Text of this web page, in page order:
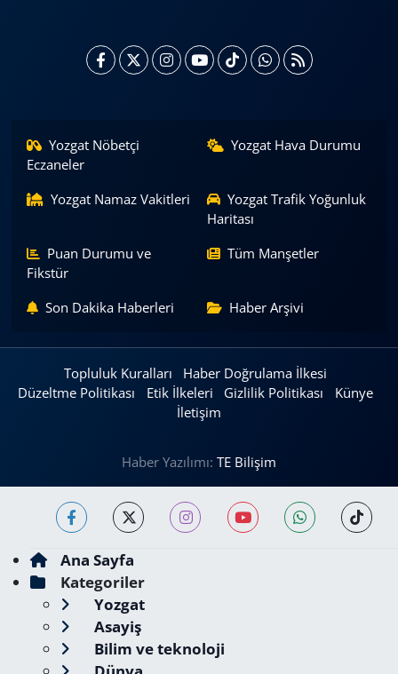
Yozgat Nöbetçi
Eczaneler
Yozgat Hava Durumu
Yozgat Namaz Vakitleri
Yozgat Trafik Yoğunluk
Haritası
Puan Durumu ve
Fikstür
Tüm Manşetler
Son Dakika Haberleri Haber Arşivi
Topluluk Kuralları
Haber Doğrulama İlkesi
Düzeltme Politikası
Etik İlkeleri Gizlilik Politikası
Künye
İletişim
Haber Yazılımı: TE Bilişim
Ana Sayfa
Kategoriler
Yozgat
Asayiş
Bilim ve teknoloji